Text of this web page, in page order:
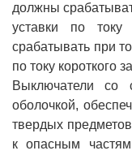
должны
уставки по
срабатывать при
по току короткого
Выключатели со
оболочкой,
твердых
к опасным